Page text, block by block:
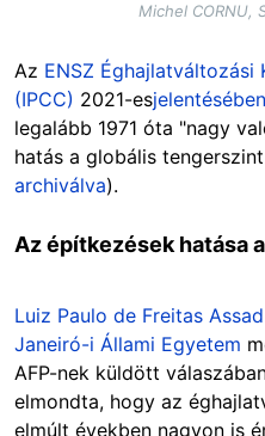
Michel CORNU,
Az ENSZ Éghajlatváltozási
(IPCC) 2021-esjelentésében
legalább 1971 óta "nagy
hatás a globális
archiválva).
Az építkezések hatása
Luiz Paulo de Freitas Assad
Janeiró-i Állami Egyetem
AFP-nek küldött
elmondta, hogy az
elmúlt években nagyon is